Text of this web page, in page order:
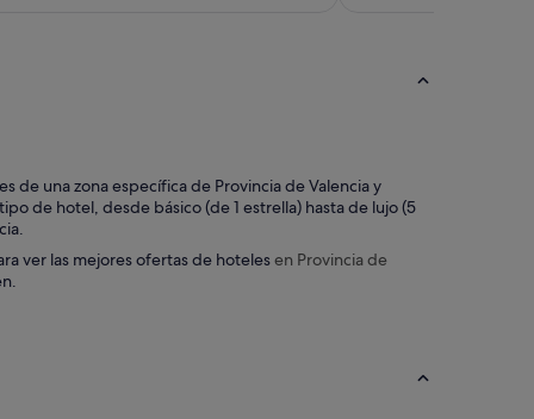
de una zona específica de Provincia de Valencia y
de hotel, desde básico (de 1 estrella) hasta de lujo (5
ver las mejores ofertas de hotelesen Provincia de